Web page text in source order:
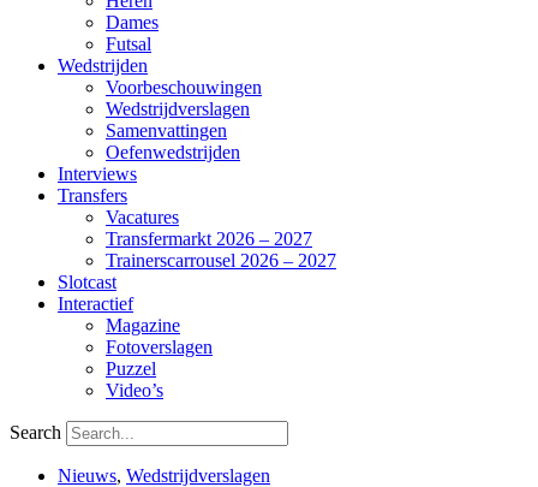
Dames
Futsal
Wedstrijden
Voorbeschouwingen
Wedstrijdverslagen
Samenvattingen
Oefenwedstrijden
Interviews
Transfers
Vacatures
Transfermarkt 2026 – 2027
Trainerscarrousel 2026 – 2027
Slotcast
Interactief
Magazine
Fotoverslagen
Puzzel
Video’s
Search
Nieuws, Wedstrijdverslagen